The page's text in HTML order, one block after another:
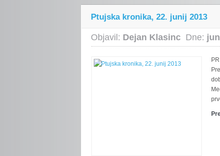
Ptujska kronika, 22. junij 2013
Objavil: Dejan Klasinc Dne: